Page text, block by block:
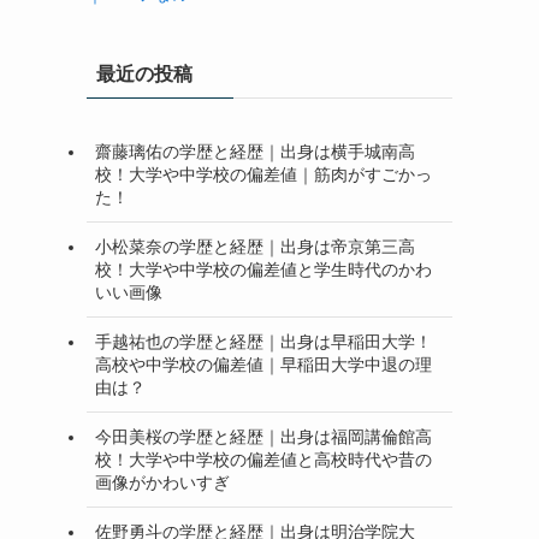
最近の投稿
齋藤璃佑の学歴と経歴｜出身は横手城南高
校！大学や中学校の偏差値｜筋肉がすごかっ
た！
小松菜奈の学歴と経歴｜出身は帝京第三高
校！大学や中学校の偏差値と学生時代のかわ
いい画像
手越祐也の学歴と経歴｜出身は早稲田大学！
高校や中学校の偏差値｜早稲田大学中退の理
由は？
今田美桜の学歴と経歴｜出身は福岡講倫館高
校！大学や中学校の偏差値と高校時代や昔の
画像がかわいすぎ
佐野勇斗の学歴と経歴｜出身は明治学院大